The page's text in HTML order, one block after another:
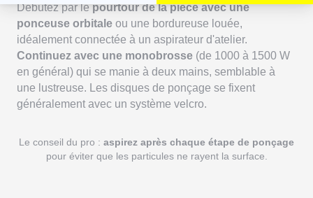
Débutez par lepourtour de la pièce avec une
ponceuse orbitale ou une bordureuse louée,
idéalement connectée à un aspirateur d'atelier.
Continuez avec une monobrosse (de 1000 à 1500 W
en général) qui se manie à deux mains, semblable à
une lustreuse. Les disques de ponçage se fixent
généralement avec un système velcro.
Le conseil du pro : aspirez après chaque étape de ponçage
pour éviter que les particules ne rayent la surface.